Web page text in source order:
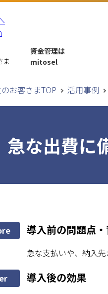
ま
資金管理は
mitosel
お客さまTOP 活用事例
急な出費に
導入前の問題点
急な支払いや、納入
導入後の効果